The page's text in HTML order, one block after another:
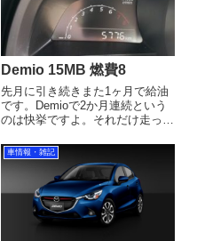
Demio 15MB 燃費8
先月に引き続きまた1ヶ月で給油
です。Demioで2か月連続という
のは快挙ですよ。それだけ走った
Demio使用しました。というより
も同じ場所に同じようにDemioで
行きました。オドメーターは
5776kmとなりました...
車情報・雑記